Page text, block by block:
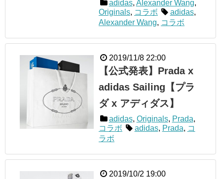
adidas, Alexander Wang,
Originals, コラボ adidas,
Alexander Wang, コラボ
2019/11/8 22:00
【公式発表】Prada x
adidas Sailing【プラ
ダ x アディダス】
adidas, Originals, Prada,
コラボ
adidas, Prada, コ
ラボ
2019/10/2 19:00